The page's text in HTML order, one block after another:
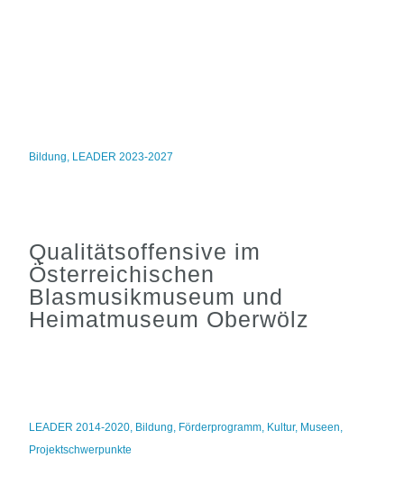
Bildung, LEADER 2023-2027
Qualitätsoffensive im
Österreichischen
Blasmusikmuseum und
Heimatmuseum Oberwölz
LEADER 2014-2020, Bildung, Förderprogramm, Kultur, Museen,
Projektschwerpunkte